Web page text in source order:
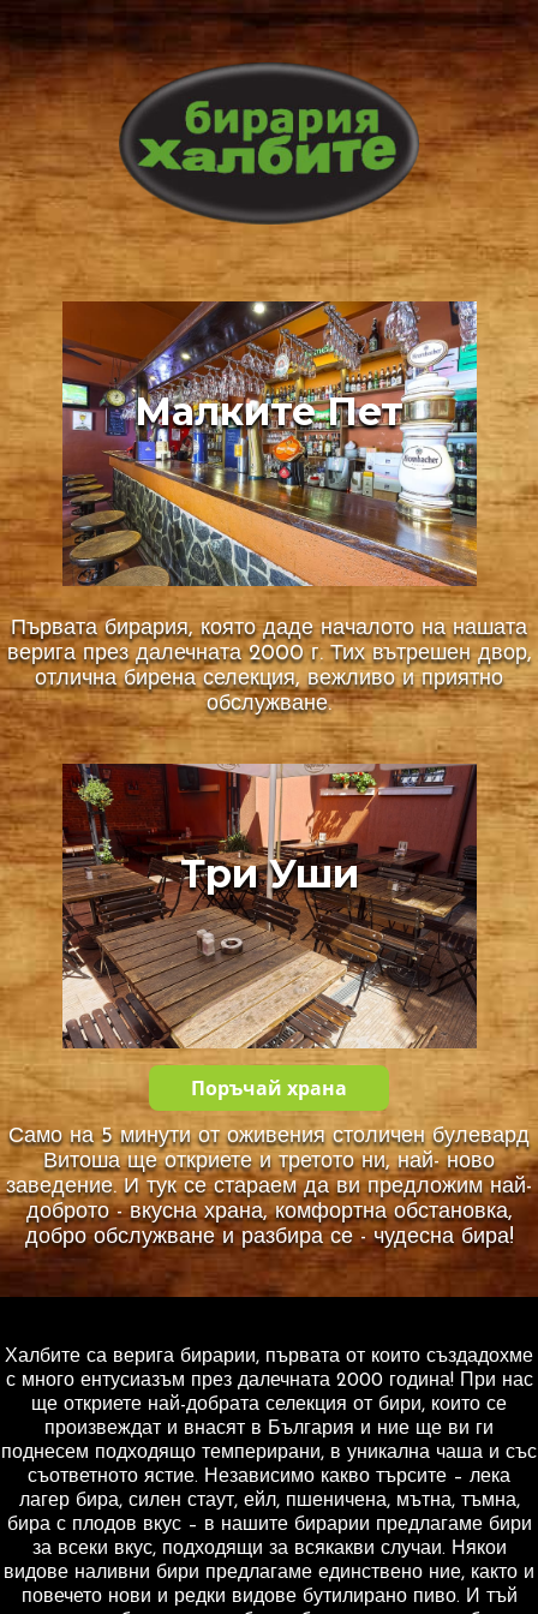
Малките Пет
Първата бирария, която даде началото на нашата
верига през далечната 2000 г. Тих вътрешен двор,
отлична бирена селекция, вежливо и приятно
обслужване.
Три Уши
Поръчай храна
Само на 5 минути от оживения столичен булевард
Витоша ще откриете и третото ни, най- ново
заведение. И тук се стараем да ви предложим най-
доброто - вкусна храна, комфортна обстановка,
добро обслужване и разбира се - чудесна бира!
Халбите са верига бирарии, първата от които създадохме
с много ентусиазъм през далечната 2000 година! При нас
ще откриете най-добрата селекция от бири, които се
произвеждат и внасят в България и ние ще ви ги
поднесем подходящо темперирани, в уникална чаша и със
съответното ястие. Независимо какво търсите – лека
лагер бира, силен стаут, ейл, пшеничена, мътна, тъмна,
бира с плодов вкус – в нашите бирарии предлагаме бири
за всеки вкус, подходящи за всякакви случаи. Някои
видове наливни бири предлагаме единствено ние, както и
повечето нови и редки видове бутилирано пиво. И тъй